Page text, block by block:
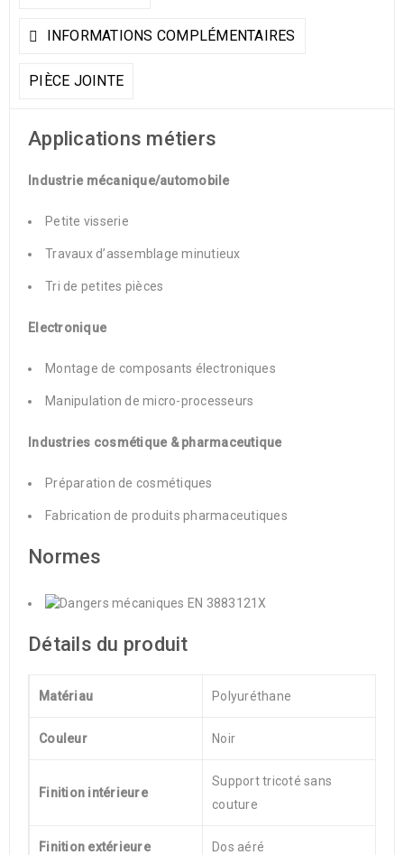
INFORMATIONS COMPLÉMENTAIRES
PIÈCE JOINTE
Applications métiers
Industrie mécanique/automobile
Petite visserie
Travaux d’assemblage minutieux
Tri de petites pièces
Electronique
Montage de composants électroniques
Manipulation de micro-processeurs
Industries cosmétique & pharmaceutique
Préparation de cosmétiques
Fabrication de produits pharmaceutiques
Normes
3121X
Détails du produit
Matériau Polyuréthane
Couleur Noir
Finition intérieure
Support tricoté sans
couture
Finition extérieure Dos aéré